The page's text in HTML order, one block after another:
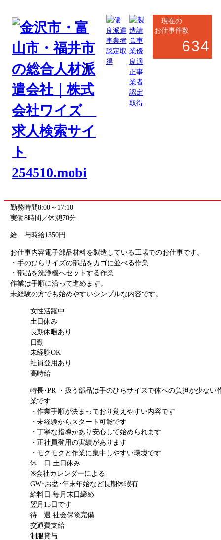
現在の
お仕事件数
634
鯖江市・越前市
製造系
軽作業
電子部品の洗浄・セット作業（軽作業）
お仕事番号fukui_8132
《応募先》福井支店
勤務地福井県今立郡池田町
(最寄駅 美山駅)
勤務時間8:00～17:10
実働8時間／休憩70分
給 与時給1350円
お仕事内容電子部品材料を製造している工場でのお仕事です。
・手のひらサイズの部品をカゴに並べる作業
・部品を洗浄機へセットする作業
作業は手順に沿って進めます。
未経験の方でも始めやすいシンプルな内容です。
女性活躍中
土日休み
長期休暇あり
日勤
未経験OK
社員登用あり
高時給
特長･PR
・扱う部品は手のひらサイズで体への負担が少ない
業です
・作業手順が決まっており覚えやすい内容です
・未経験からスタート可能です
・丁寧な指導があり安心して始められます
・正社員登用の実績があります
・モクモクと作業に集中しやすい環境です
休 日 土日休み
※会社カレンダーによる
GW･お盆･年末年始など長期休暇有
給料日 毎月末日締め
翌月15日です
待 遇 社会保険完備
交通費支給
制服貸与